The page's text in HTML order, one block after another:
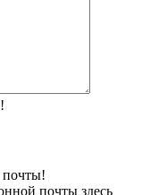
почты!
почты здесь